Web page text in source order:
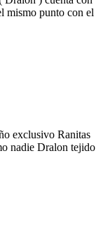
mismo punto con el
exclusivo Ranitas
nadie Dralon tejido